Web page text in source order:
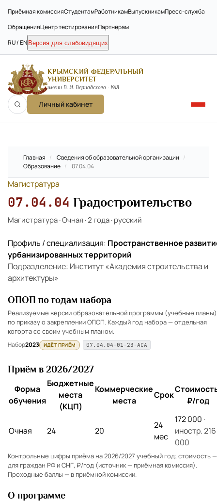
Приёмная комиссияСтудентамРаботникамВыпускникамПресс-служба
ОбращенияЦентр тестированияПартнёрам
RU / EN Версия для слабовидящих
КРЫМСКИЙ ФЕДЕРАЛЬНЫЙ
УНИВЕРСИТЕТ
имени В. И. Вернадского · 1918
Личный кабинет
Главная / Сведения об образовательной организации /
Образование / 07.04.04
Магистратура
07.04.04 Градостроительство
Магистратура·Очная·2 года·русский
Профиль / специализация: Пространственное
урбанизированных территорий
Подразделение: Институт «Академия строительства и
архитектуры»
ОПОП по годам набора
Реализуемые версии образовательной программы (учебные планы)
по приказу о закреплении ОПОП. Каждый год набора — отдельная
когорта со своим учебным планом.
Набор2023 ИДЁТ ПРИЁМ 07.04.04-01-23-АСА
Приём в 2026/2027
Форма
обучения
Бюджетные
места
(КЦП)
Коммерческие
места
Срок
₽/год
Очная 24 20
24
мес
172 000 ·
иностр. 216
000
Контрольные цифры приёма на 2026/2027 учебный год; стоимость —
для граждан РФ и СНГ, ₽/год (источник — приёмная комиссия).
Проходные баллы — в приёмной комиссии.
О программе